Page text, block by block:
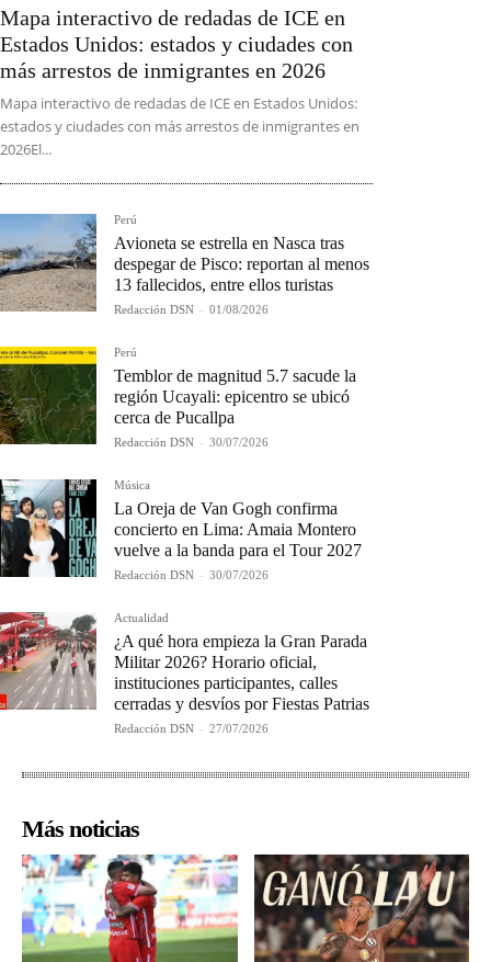
Mapa interactivo de redadas de ICE en
Estados Unidos: estados y ciudades con
más arrestos de inmigrantes en 2026
Mapa interactivo de redadas de ICE en Estados Unidos:
estados y ciudades con más arrestos de inmigrantes en
2026El...
Perú
Avioneta se estrella en Nasca tras
despegar de Pisco: reportan al menos
13 fallecidos, entre ellos turistas
Redacción DSN - 01/08/2026
Perú
Temblor de magnitud 5.7 sacude la
región Ucayali: epicentro se ubicó
cerca de Pucallpa
Redacción DSN - 30/07/2026
Música
La Oreja de Van Gogh confirma
concierto en Lima: Amaia Montero
vuelve a la banda para el Tour 2027
Redacción DSN - 30/07/2026
Actualidad
¿A qué hora empieza la Gran Parada
Militar 2026? Horario oficial,
instituciones participantes, calles
cerradas y desvíos por Fiestas Patrias
Redacción DSN - 27/07/2026
Más noticias